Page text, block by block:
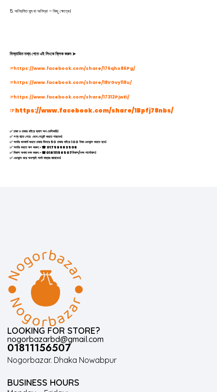
5. অনিয়মিত ঘুম বা অনিদ্রা – কিছু ক্ষেত্রে।
বিস্তারিত তথ্য পেতে এই লিংকে ক্লিক করুন ➤
☞https://www.facebook.com/share/176qho86Pg/
☞https://www.facebook.com/share/18VGvy118u/
☞https://www.facebook.com/share/17312PjwEi/
☞https://www.facebook.com/share/1Bpfj78nbs/
✅ ঢাকা ও ঢাকার বাইরে ক্যাশ অন ডেলিভারি।
✅ পণ্য হাতে পেয়ে দেখে পেমেন্ট করতে পারবেন।
✅ অর্ডার কনফার্ম করতে ঢাকার ভিতরে 50 ঢাকার বাইরে 100 টাকা এডভান্স করতে হবে।
✅ অর্ডার করতে কল করুন:-☎01758983508
✅ বিকাশ অথবা নগদ করুন:-☎01811156507বিকাশ/নগদ পার্সোনাল।
✅ এডভান্স করে অবশ্যই লাস্ট নাম্বার জানাবেন।
LOOKING FOR STORE?
nogorbazarbd@gmail.com
01811156507
Nogorbazar. Dhaka Nowabpur
BUSINESS HOURS